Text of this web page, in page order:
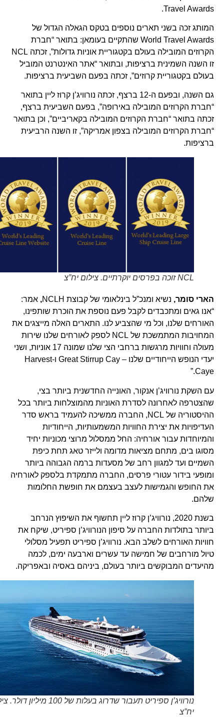
Travel Awards.
המותג זכה בשני תארים נוספים בטקס הגאלה הגדול של
World Travel Awards שהתקיים בעומאן: בתואר “חברת
הקרוזים המובילה בעולם בקטגוריית אוניות גדולות”, זכתה NCL
זו השנה השמינית ברציפות, ובתואר “אתר האינטרנט המוביל
בעולם בקטגוריית קרוזים”, זכתה בפעם השביעית ברציפות.
גם השנה, ובפעם ה-12 ברצף, זכתה נורוויג’ן קרוז ליין בתואר
“חברת הקרוזים המובילה באירופה”, בפעם השביעית ברצף,
זכתה בתואר “חברת הקרוזים המובילה בקאריביים”, וכן בתואר
“חברת הקרוזים המובילה בצפון אמריקה”, זו השנה הרביעית
ברציפות.
NCL זוכה בפרסים יוקרתיים. צילום יח”צ
הארי סומר,נשיא ומנכ”ל בינלאומי של קבוצת NCLH ,אמר:
“אנו גאים ומתכבדים לקבל פעם נוספת את הוכרת שותפינו,
האורחים שלנו, וכל מי שהצביע לנו. התארים האלה מייצגים את
המחויבות המתמשכת של NCL לספק לאורחים שלנו שירות
מעולה וחוויות מרגשות ברחבי הצי שלנו שמונה 17 אוניות, ושני
יעדי הנופש הייחודיים שלנו – Great Stirrup Cay ו-Harvest
Caye.”
עם השקת נורוויג’ן אנקור, האונייה החדשנית ביותר בצי,
שהצטרפה לאחרונה לסדרת האוניות מהמוצלחות ביותר בכל
ההיסטוריה של NCL, החברה ממשיכה להעמיד בראש סדר
העדיפויות את יצירת החוויות המשמעותיות, הייחודיות
והמיוחדות עבור אורחיה: החל ממסלול מרוצי מכוניות יחיד
מסוגו בים, מתחם מציאות מדומה ולייזר טאג תחת כיפת
השמיים ועד למגוון רחב של מסעדות ברמה הגבוהה ביותר
ומופעי בידור עטורי פרסים, החברה מתמקדת בלספק לאורחיה
את החופש והגמישות לעצב בעצמם את חופשת החלומות
שלהם.
בשנת 2020, נורוויג’ן קרוז ליין תחשוף את השיפוץ הנרחב
ביותר בתולדות החברה על סיפון הנורוויג’ן ספיריט, שיקח את
חוויות האורחים לשלב הבא. נורוויג’ן ספיריט תפעיל מסלולי
טיול מורחבים של חמישה עד עשרים וארבעה ימים, לכמה
מהיעדים המבוקשים ביותר בעולם, ביניהם באסיה ובאפריקה.
נורוויג’ן ספיריט תעבור שדרוג בעלות של 100 מיליון דולר. צילום
יח”צ